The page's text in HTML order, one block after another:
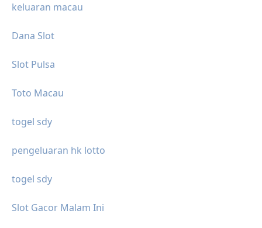
keluaran macau
Dana Slot
Slot Pulsa
Toto Macau
togel sdy
pengeluaran hk lotto
togel sdy
Slot Gacor Malam Ini